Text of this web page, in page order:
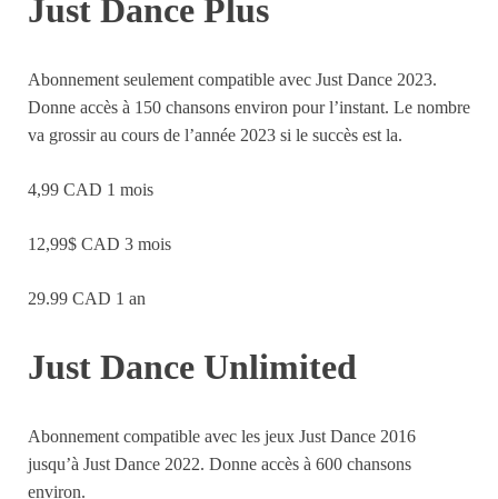
Just Dance Plus
Abonnement seulement compatible avec Just Dance 2023.
Donne accès à 150 chansons environ pour l’instant. Le nombre
va grossir au cours de l’année 2023 si le succès est la.
4,99 CAD 1 mois
12,99$ CAD 3 mois
29.99 CAD 1 an
Just Dance Unlimited
Abonnement compatible avec les jeux Just Dance 2016
jusqu’à Just Dance 2022. Donne accès à 600 chansons
environ.